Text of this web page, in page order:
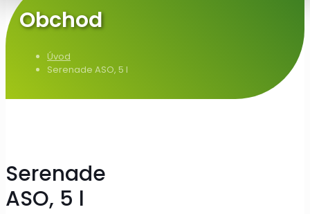
Obchod
Úvod
Serenade ASO, 5 l
Serenade
ASO, 5 l